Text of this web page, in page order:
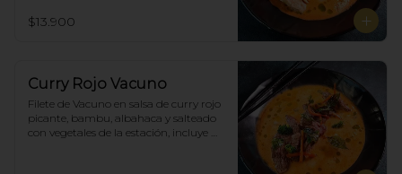
porción de arroz blanco.
$13.900
Curry Rojo Vacuno
Filete de Vacuno en salsa de curry rojo
picante, bambu, albahaca y salteado
con vegetales de la estación, incluye